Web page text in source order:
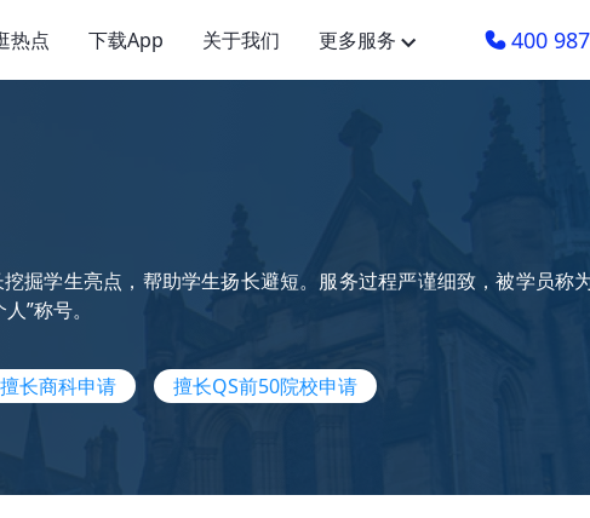
热点 下载App 关于我们 更多服务 400
掘学生亮点，帮助学生扬长避短。服务过程严谨细致，被学员称
”称号。
擅长商科申请 擅长QS前50院校申请